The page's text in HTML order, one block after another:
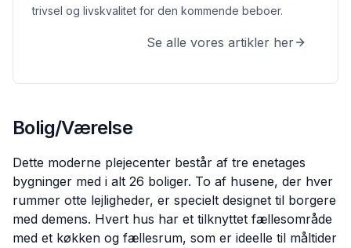
trivsel og livskvalitet for den kommende beboer.
Se alle vores artikler her
Bolig/Værelse
Dette moderne plejecenter består af tre enetages
bygninger med i alt 26 boliger. To af husene, der hver
rummer otte lejligheder, er specielt designet til borgere
med demens. Hvert hus har et tilknyttet fællesområde
med et køkken og fællesrum, som er ideelle til måltider